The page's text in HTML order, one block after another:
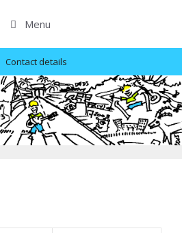
Menu
Contact details